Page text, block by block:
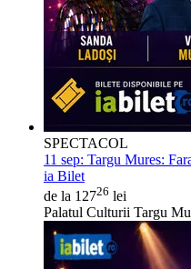
SPECTACOL
11 sep: Targu Mures:
ia Bilet
de la 12726 lei
Palatul Culturii Targu